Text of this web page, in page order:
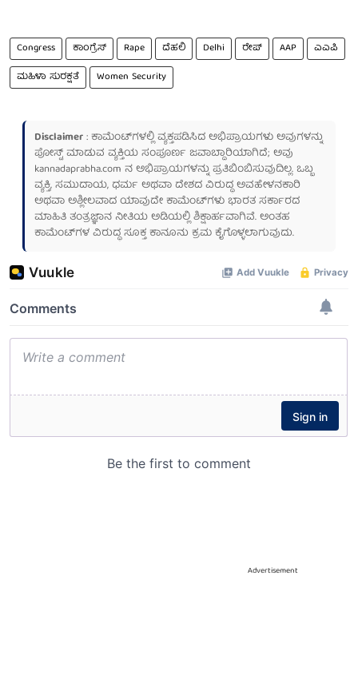
Congress ಕಾಂಗ್ರೆಸ್ Rape ದೆಹಲಿ Delhi ರೇಪ್ AAP
ಎಎಪಿ
ಮಹಿಳಾ ಸುರಕ್ಷತೆ
Women Security
Disclaimer: ಕಾಮೆಂಟ್‌ಗಳಲ್ಲಿ ವ್ಯಕ್ತಪಡಿಸಿದ ಅಭಿಪ್ರಾಯಗಳು ಅವುಗಳನ್ನು
ಪೋಸ್ಟ್ ಮಾಡುವ ವ್ಯಕ್ತಿಯ ಸಂಪೂರ್ಣ ಜವಾಬ್ದಾರಿಯಾಗಿದೆ; ಅವು
kannadaprabha.com ನ ಅಭಿಪ್ರಾಯಗಳನ್ನು ಪ್ರತಿಬಿಂಬಿಸುವುದಿಲ್ಲ. ಒಬ್ಬ
ವ್ಯಕ್ತಿ, ಸಮುದಾಯ, ಧರ್ಮ ಅಥವಾ ದೇಶದ ವಿರುದ್ಧ ಅವಹೇಳನಕಾರಿ
ಅಥವಾ ಅಶ್ಲೀಲವಾದ ಯಾವುದೇ ಕಾಮೆಂಟ್‌ಗಳು ಭಾರತ ಸರ್ಕಾರದ
ಮಾಹಿತಿ ತಂತ್ರಜ್ಞಾನ ನೀತಿಯ ಅಡಿಯಲ್ಲಿ ಶಿಕ್ಷಾರ್ಹವಾಗಿವೆ. ಅಂತಹ
ಕಾಮೆಂಟ್‌ಗಳ ವಿರುದ್ಧ ಸೂಕ್ತ ಕಾನೂನು ಕ್ರಮ ಕೈಗೊಳ್ಳಲಾಗುವುದು.
Advertisement